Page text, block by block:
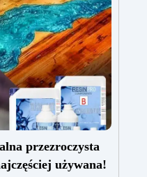
przezroczysta
używana!